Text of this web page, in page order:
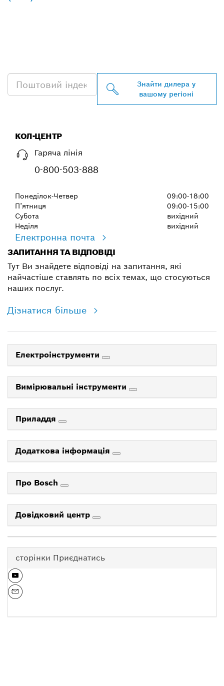
Знайти дилера у
вашому регіоні
КОЛ-ЦЕНТР
Гаряча лінія
0-800-503-888
Понеділок-Четвер
П’ятниця
Субота
Неділя
09:00-18:00
09:00-15:00
вихідний
вихідний
Електронна почта
ЗАПИТАННЯ ТА ВІДПОВІДІ
Тут Ви знайдете відповіді на запитання, які
найчастіше ставлять по всіх темах, що стосуються
наших послуг.
Дізнатися більше
Електроінструменти
Вимірювальні інструменти
Приладдя
Додаткова інформація
Про Bosch
Довідковий центр
сторінки Приєднатись